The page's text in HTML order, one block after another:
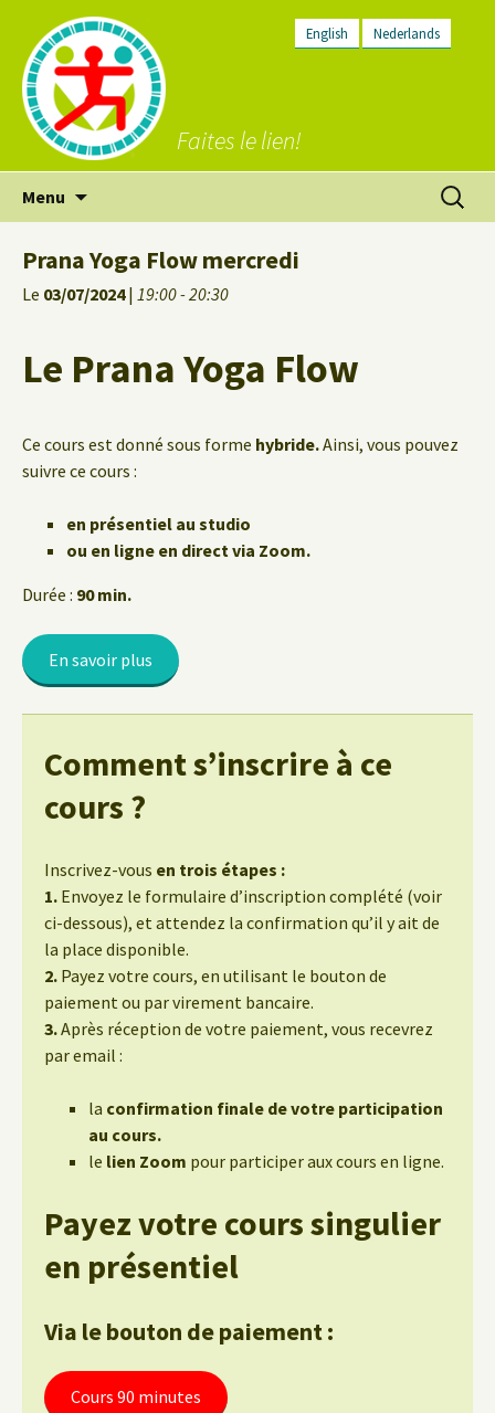
English Nederlands
Faites le lien!
Menu
Prana Yoga Flow mercredi
Le 03/07/2024| 19:00 - 20:30
Le Prana Yoga Flow
Ce cours est donné sous forme hybride.Ainsi, vous pouvez
suivre ce cours :
en présentiel au studio
ou en ligne en direct via Zoom.
Durée : 90 min.
En savoir plus
Comment s’inscrire à ce
cours ?
Inscrivez-vous en trois étapes :
1. Envoyez le formulaire d’inscription complété (voir
ci-dessous), et attendez la confirmation qu’il y ait de
la place disponible.
2. Payez votre cours, en utilisant le bouton de
paiement ou par virement bancaire.
3.Après réception de votre paiement, vous recevrez
par email :
la confirmation finale de votre participation
au cours.
le lien Zoom pour participer aux cours en ligne.
Payez votre cours singulier
en présentiel
Via le bouton de paiement :
Cours 90 minutes